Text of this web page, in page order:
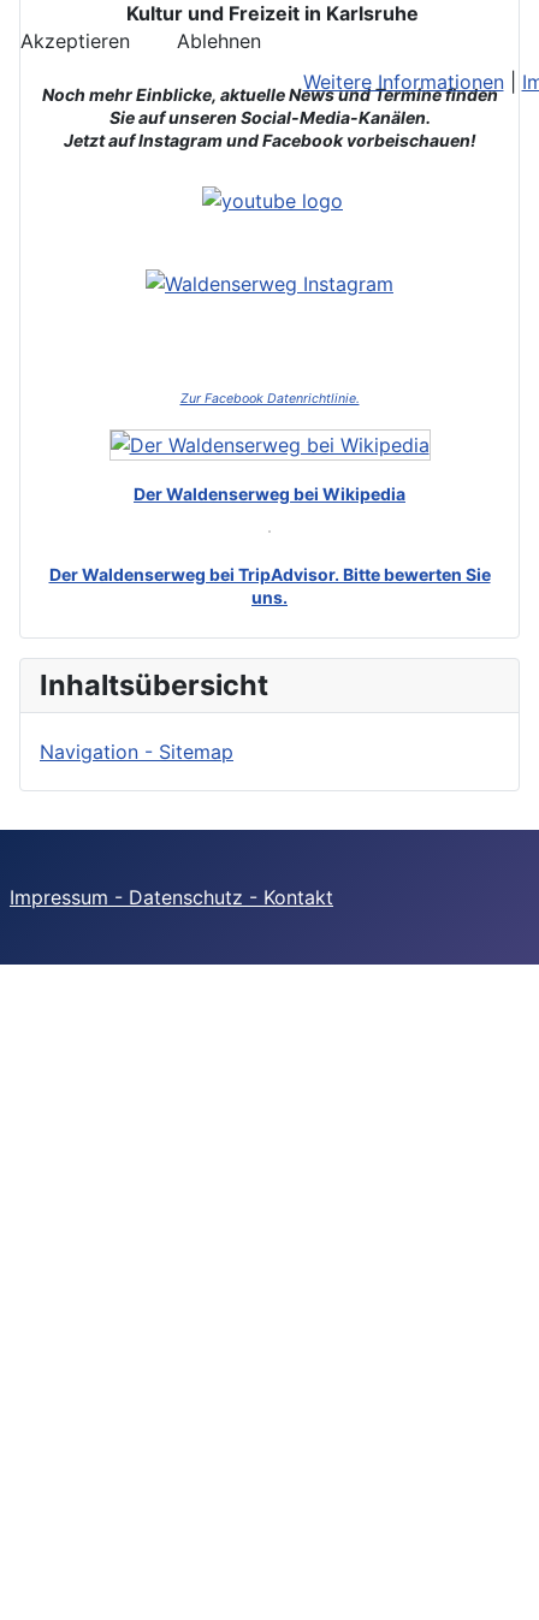
Kultur und Freizeit in Karlsruhe
Noch mehr Einblicke, aktuelle News und Termine finden
Sie auf unseren Social-Media-Kanälen.
Jetzt auf Instagram und Facebook vorbeischauen!
Zur Facebook Datenrichtlinie.
Der Waldenserweg bei Wikipedia
Der Waldenserweg bei TripAdvisor. Bitte bewerten Sie
uns.
Inhaltsübersicht
Navigation - Sitemap
Impressum - Datenschutz - Kontakt
Akzeptieren
Ablehnen
Weitere Informationen|